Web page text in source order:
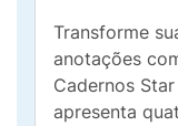
Transforme
anotações
Cadernos
apresenta